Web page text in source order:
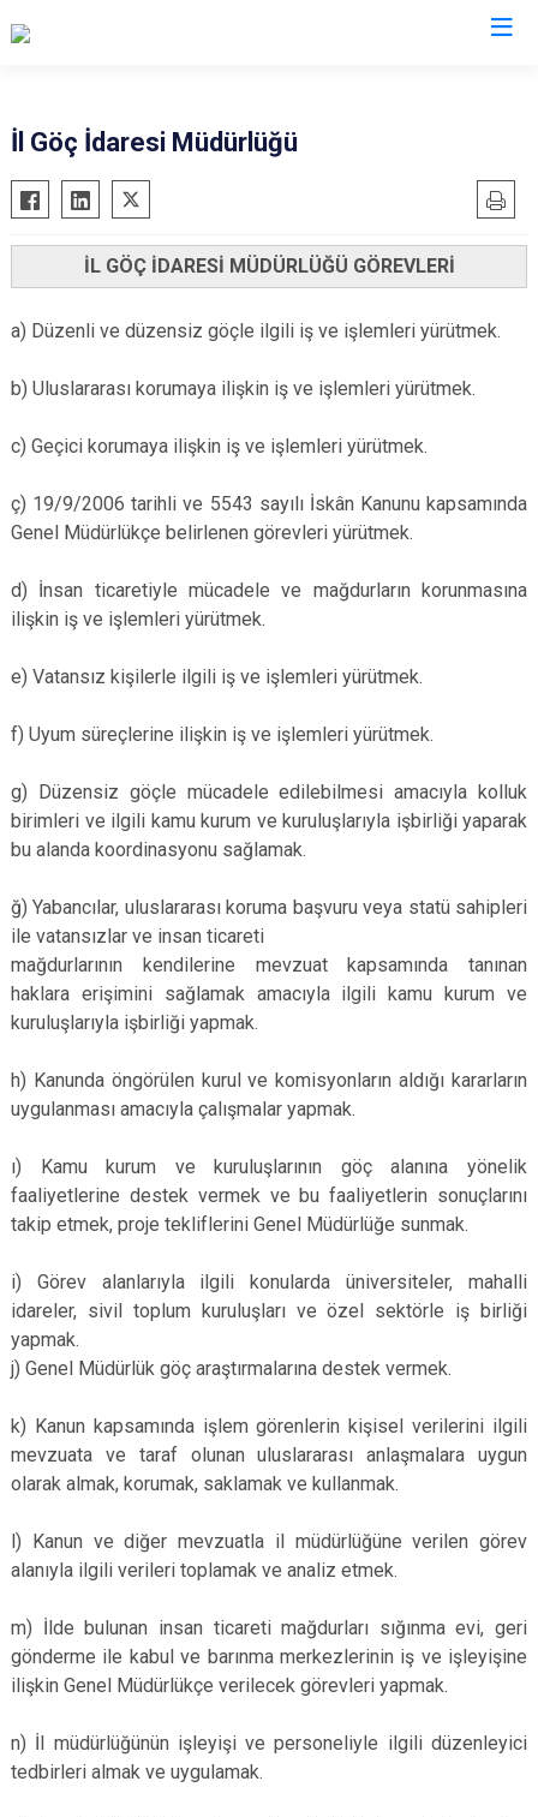
İl Göç İdaresi Müdürlüğü
İL GÖÇ İDARESİ MÜDÜRLÜĞÜ GÖREVLERİ
a) Düzenli ve düzensiz göçle ilgili iş ve işlemleri yürütmek.
b) Uluslararası korumaya ilişkin iş ve işlemleri yürütmek.
c) Geçici korumaya ilişkin iş ve işlemleri yürütmek.
ç) 19/9/2006 tarihli ve 5543 sayılı İskân Kanunu kapsamında
Genel Müdürlükçe belirlenen görevleri yürütmek.
d) İnsan ticaretiyle mücadele ve mağdurların korunmasına
ilişkin iş ve işlemleri yürütmek.
e) Vatansız kişilerle ilgili iş ve işlemleri yürütmek.
f) Uyum süreçlerine ilişkin iş ve işlemleri yürütmek.
g) Düzensiz göçle mücadele edilebilmesi amacıyla kolluk
birimleri ve ilgili kamu kurum ve kuruluşlarıyla işbirliği yaparak
bu alanda koordinasyonu sağlamak.
ğ) Yabancılar, uluslararası koruma başvuru veya statü sahipleri
ile vatansızlar ve insan ticareti
mağdurlarının kendilerine mevzuat kapsamında tanınan
haklara erişimini sağlamak amacıyla ilgili kamu kurum ve
kuruluşlarıyla işbirliği yapmak.
h) Kanunda öngörülen kurul ve komisyonların aldığı kararların
uygulanması amacıyla çalışmalar yapmak.
ı) Kamu kurum ve kuruluşlarının göç alanına yönelik
faaliyetlerine destek vermek ve bu faaliyetlerin sonuçlarını
takip etmek, proje tekliflerini Genel Müdürlüğe sunmak.
i) Görev alanlarıyla ilgili konularda üniversiteler, mahalli
idareler, sivil toplum kuruluşları ve özel sektörle iş birliği
yapmak.
j) Genel Müdürlük göç araştırmalarına destek vermek.
k) Kanun kapsamında işlem görenlerin kişisel verilerini ilgili
mevzuata ve taraf olunan uluslararası anlaşmalara uygun
olarak almak, korumak, saklamak ve kullanmak.
l) Kanun ve diğer mevzuatla il müdürlüğüne verilen görev
alanıyla ilgili verileri toplamak ve analiz etmek.
m) İlde bulunan insan ticareti mağdurları sığınma evi, geri
gönderme ile kabul ve barınma merkezlerinin iş ve işleyişine
ilişkin Genel Müdürlükçe verilecek görevleri yapmak.
n) İl müdürlüğünün işleyişi ve personeliyle ilgili düzenleyici
tedbirleri almak ve uygulamak.